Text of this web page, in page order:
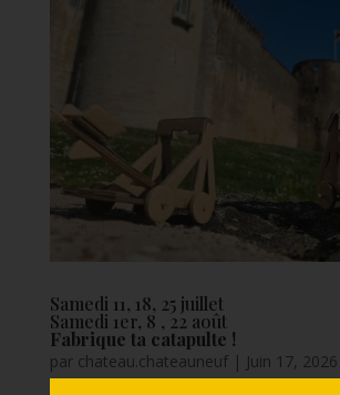
Samedi 11, 18, 25 juillet
Samedi 1er, 8 , 22 août
Fabrique ta catapulte !
par chateau.chateauneuf| Juin 17, 2026